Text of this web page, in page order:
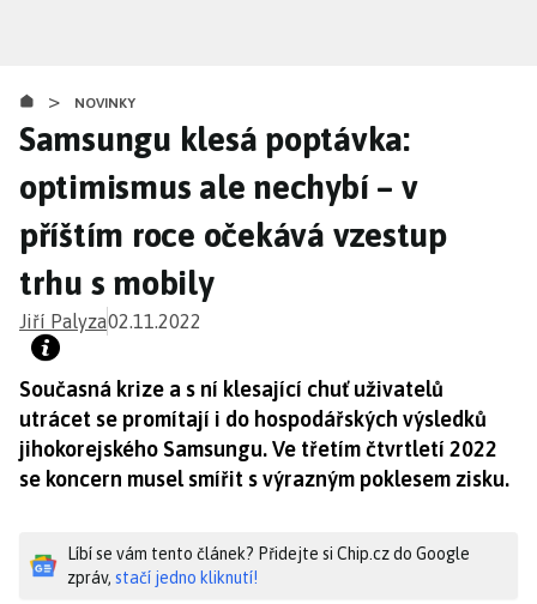
obsahu
> NOVINKY
Samsungu klesá poptávka:
optimismus ale nechybí – v
příštím roce očekává vzestup
trhu s mobily
Jiří Palyza02.11.2022
Současná krize a s ní klesající chuť uživatelů
utrácet se promítají i do hospodářských výsledků
jihokorejského Samsungu. Ve třetím čtvrtletí 2022
se koncern musel smířit s výrazným poklesem zisku.
Líbí se vám tento článek? Přidejte si Chip.cz do Google
zpráv, stačí jedno kliknutí!